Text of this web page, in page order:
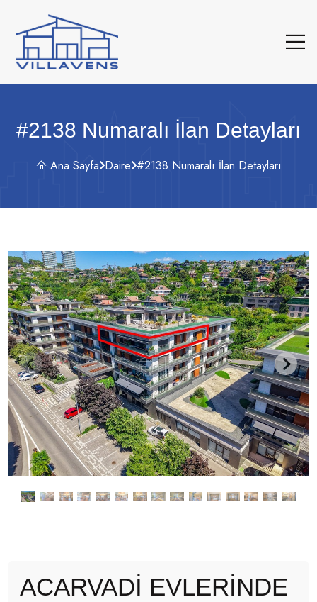
#2138 Numaralı İlan Detayları
Ana Sayfa Daire #2138 Numaralı İlan Detayları
ACARVADİ EVLERİNDE